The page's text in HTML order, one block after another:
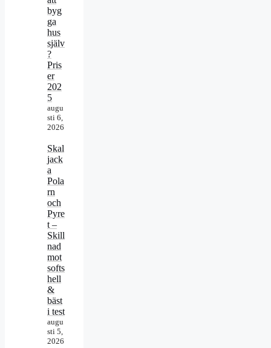
byg
ga
hus
själv
?
Pris
er
202
5
augu
sti 6,
2026
Skal
jack
a
Pola
rn
och
Pyre
t –
Skill
nad
mot
softs
hell
&
bäst
i test
augu
sti 5,
2026